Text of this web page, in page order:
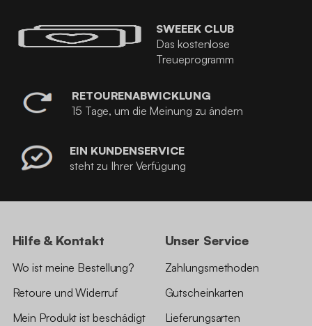
SWEEEK CLUB
Das kostenlose
Treueprogramm
RETOURENABWICKLUNG
15 Tage, um die Meinung zu ändern
EIN KUNDENSERVICE
steht zu Ihrer Verfügung
Hilfe & Kontakt
Wo ist meine Bestellung?
Retoure und Widerruf
Mein Produkt ist beschädigt
Unser Service
Zahlungsmethoden
Gutscheinkarten
Lieferungsarten